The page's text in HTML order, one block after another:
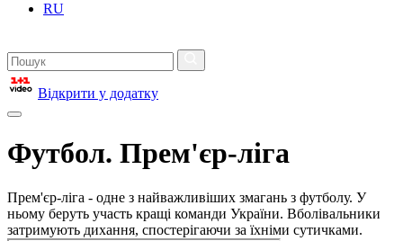
RU
Відкрити у додатку
Футбол. Прем'єр-ліга
Прем'єр-ліга - одне з найважливіших змагань з футболу. У
ньому беруть участь кращі команди України. Вболівальники
затримують дихання, спостерігаючи за їхніми сутичками.